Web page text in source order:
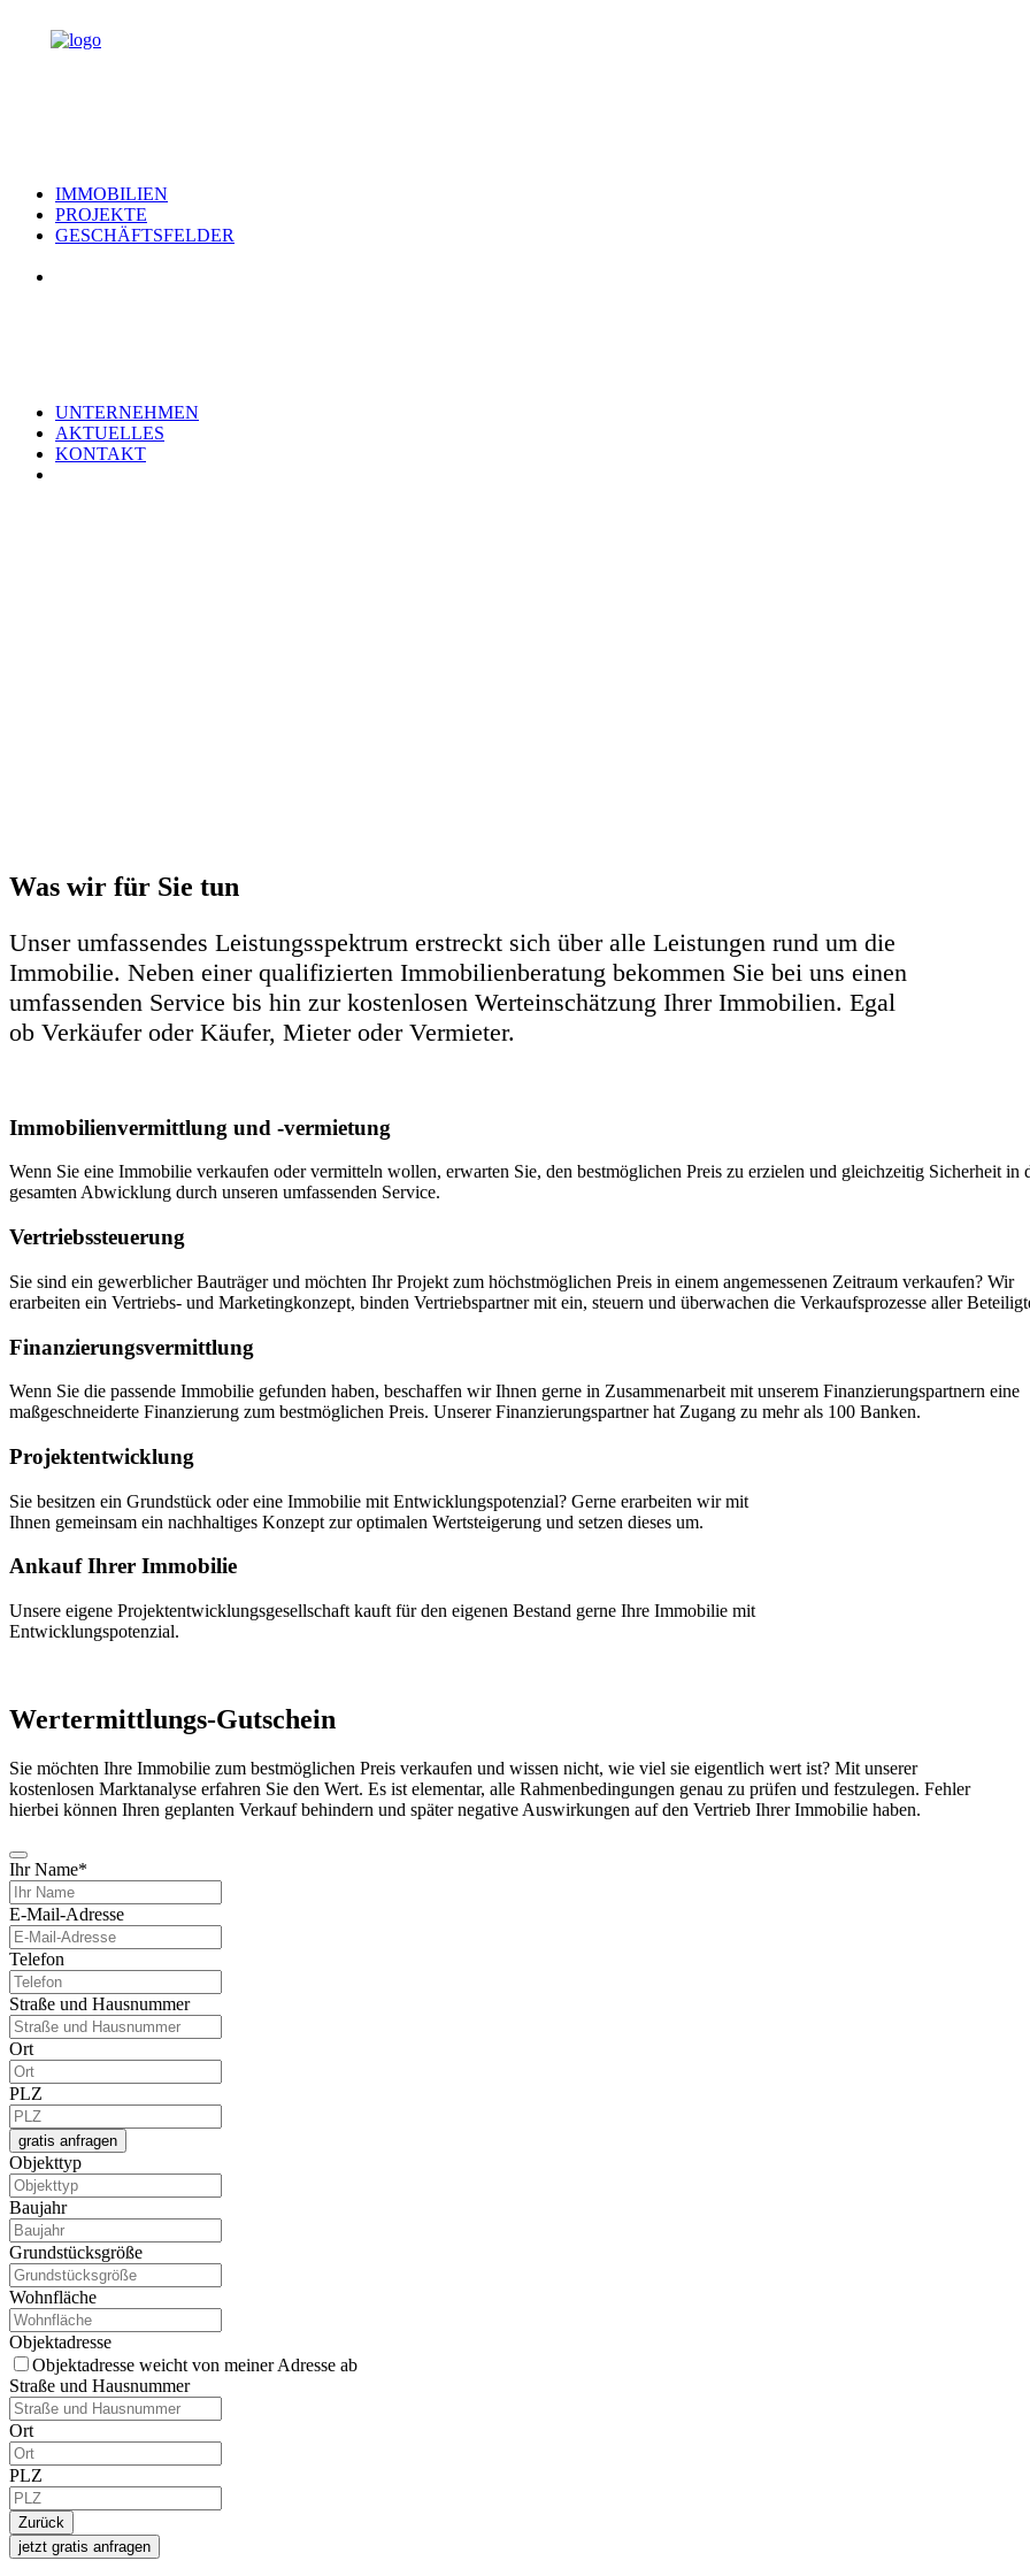
IMMOBILIEN
PROJEKTE
GESCHÄFTSFELDER
UNTERNEHMEN
AKTUELLES
KONTAKT
Was wir für Sie tun
Unser umfassendes Leistungsspektrum erstreckt sich über alle Leistungen rund um die
Immobilie. Neben einer qualifizierten Immobilienberatung bekommen Sie bei uns einen
umfassenden Service bis hin zur kostenlosen Werteinschätzung Ihrer Immobilien. Egal
ob Verkäufer oder Käufer, Mieter oder Vermieter.
Immobilienvermittlung und -vermietung
Wenn Sie eine Immobilie verkaufen oder vermitteln wollen, erwarten Sie, den bestmöglichen Preis zu erzielen und gleichzeitig Sicherheit in
gesamten Abwicklung durch unseren umfassenden Service.
Vertriebssteuerung
Sie sind ein gewerblicher Bauträger und möchten Ihr Projekt zum höchstmöglichen Preis in einem angemessenen Zeitraum verkaufen? Wir
erarbeiten ein Vertriebs- und Marketingkonzept, binden Vertriebspartner mit ein, steuern und überwachen die Verkaufsprozesse aller
Finanzierungsvermittlung
Wenn Sie die passende Immobilie gefunden haben, beschaffen wir Ihnen gerne in Zusammenarbeit mit unserem Finanzierungspartnern eine
maßgeschneiderte Finanzierung zum bestmöglichen Preis. Unserer Finanzierungspartner hat Zugang zu mehr als 100 Banken.
Projektentwicklung
Sie besitzen ein Grundstück oder eine Immobilie mit Entwicklungspotenzial? Gerne erarbeiten wir mit
Ihnen gemeinsam ein nachhaltiges Konzept zur optimalen Wertsteigerung und setzen dieses um.
Ankauf Ihrer Immobilie
Unsere eigene Projektentwicklungsgesellschaft kauft für den eigenen Bestand gerne Ihre Immobilie mit
Entwicklungspotenzial.
Wertermittlungs-Gutschein
Sie möchten Ihre Immobilie zum bestmöglichen Preis verkaufen und wissen nicht, wie viel sie eigentlich wert ist? Mit unserer
kostenlosen Marktanalyse erfahren Sie den Wert. Es ist elementar, alle Rahmenbedingungen genau zu prüfen und festzulegen. Fehler
hierbei können Ihren geplanten Verkauf behindern und später negative Auswirkungen auf den Vertrieb Ihrer Immobilie haben.
Ihr Name*
E-Mail-Adresse
Telefon
Straße und Hausnummer
Ort
PLZ
gratis anfragen
Objekttyp
Baujahr
Grundstücksgröße
Wohnfläche
Objektadresse
Objektadresse weicht von meiner Adresse ab
Straße und Hausnummer
Ort
PLZ
Your
Website*
Zurück
jetzt gratis anfragen